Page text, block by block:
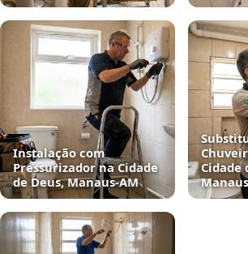
Instalação com
Pressurizador na Cidade
de Deus, Manaus‑AM
Cidade